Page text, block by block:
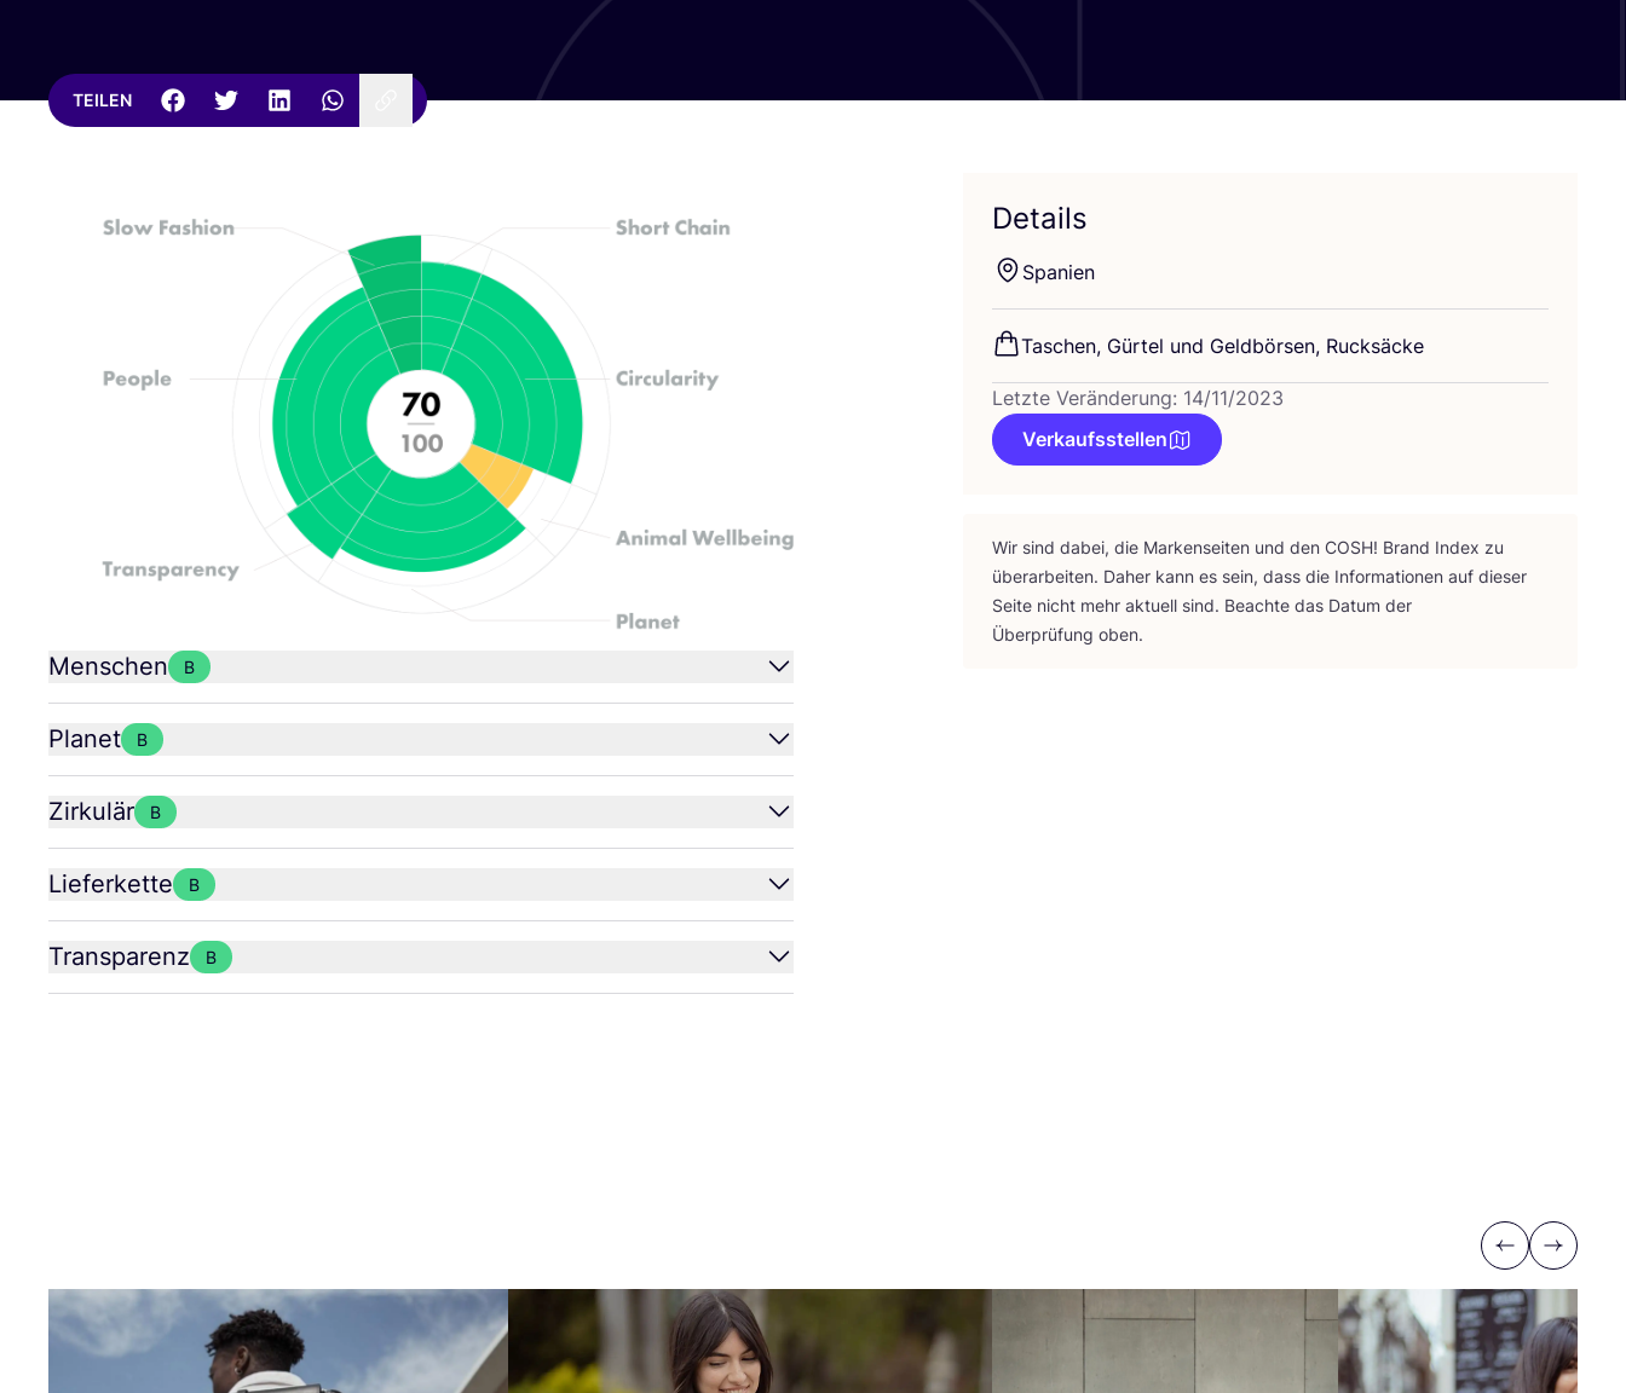
TEILEN
Menschen B
Planet B
Zirkulär B
Lieferkette B
Transparenz B
Details
Spa­ni­en
Taschen, Gür­tel und Geld­bör­sen, Rucksäcke
Letzte Veränderung: 14/11/2023
Verkaufsstellen
Wir sind dabei, die Mar­ken­sei­ten und den COSH! Brand Index zu
über­ar­bei­ten. Daher kann es sein, dass die Infor­ma­tio­nen auf die­ser
Sei­te nicht mehr aktu­ell sind. Beach­te das Datum der
Über­prü­fung oben.
Previous
Next